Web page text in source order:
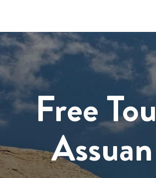
Free
Assuan